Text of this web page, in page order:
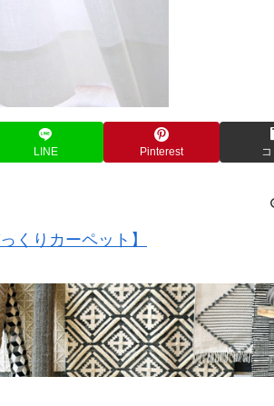
LINE Pinterest
くりカーペット】